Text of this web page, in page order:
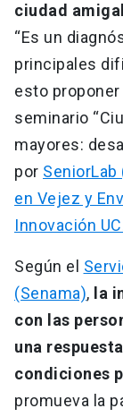
ciudad
“Es un
principales
esto proponer
seminario
mayores:
por SeniorLab
en Vejez y
Innovación
Según el
(Senama), la
con las
una
condiciones
promueva la